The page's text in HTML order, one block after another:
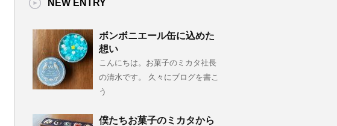
NEW ENTRY
ボンボニエール缶に込めた
想い
こんにちは。お菓子のミカタ社長
の清水です。 久々にブログを書こ
う
僕たちお菓子のミカタから